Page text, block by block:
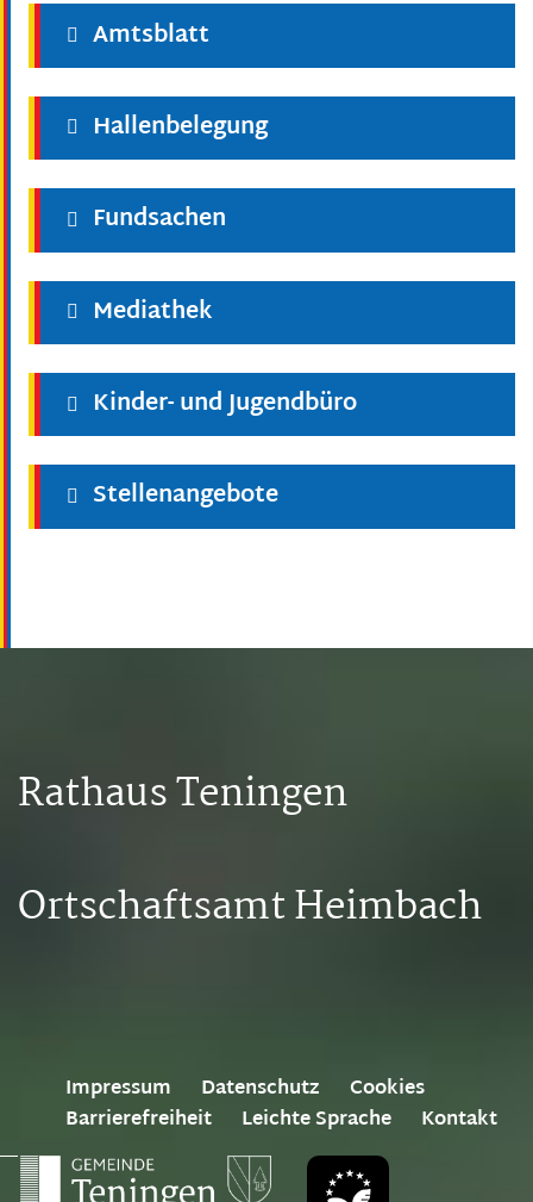
Amtsblatt
Hallenbelegung
Fundsachen
Mediathek
Kinder- und Jugendbüro
Stellenangebote
Rathaus Teningen
Ortschaftsamt Heimbach
Impressum Datenschutz
Cookies
Barrierefreiheit
Leichte Sprache Kontakt